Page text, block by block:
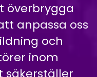
överbrygga
anpassa oss
och
inom
säkerställer